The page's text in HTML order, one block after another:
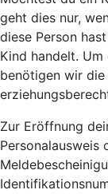
geht dies nur,
diese Person
Kind handelt.
benötigen wir
Zur Eröffnung
Personalausweis